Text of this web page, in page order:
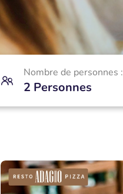
Nombre de personnes :
2 Personnes